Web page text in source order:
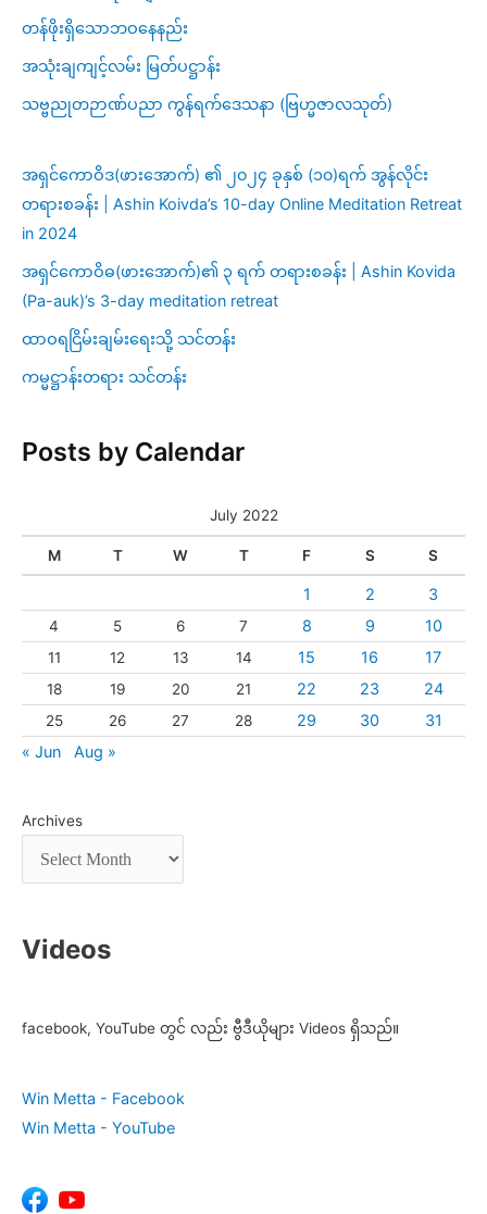
တန်ဖိုးရှိသောဘဝနေနည်း
အသုံးချကျင့်လမ်း မြတ်ပဋ္ဌာန်း
သဗ္ဗညုတဉာဏ်ပညာ ကွန်ရက်ဒေသနာ (ဗြဟ္မဇာလသုတ်)
အရှင်ကောဝိဒ(ဖားအောက်) ၏ ၂၀၂၄ ခုနှစ် (၁၀)ရက် အွန်လိုင်း
တရားစခန်း | Ashin Koivda’s 10-day Online Meditation Retreat
in 2024
အရှင်ကောဝိဓ(ဖားအောက်)၏ ၃ ရက် တရားစခန်း | Ashin Kovida
(Pa-auk)’s 3-day meditation retreat
ထာဝရငြိမ်းချမ်းရေးသို့ သင်တန်း
ကမ္မဋ္ဌာန်းတရား သင်တန်း
Posts by Calendar
July 2022
M T W T F S S
1 2 3
4 5 6 7 8 9 10
11 12 13 14 15 16 17
18 19 20 21 22 23 24
25 26 27 28 29 30
31
« Jun
Aug »
Archives
Videos
facebook, YouTube တွင် လည်း ဗွီဒီယိုများ Videos ရှိသည်။
Win Metta - Facebook
Win Metta - YouTube